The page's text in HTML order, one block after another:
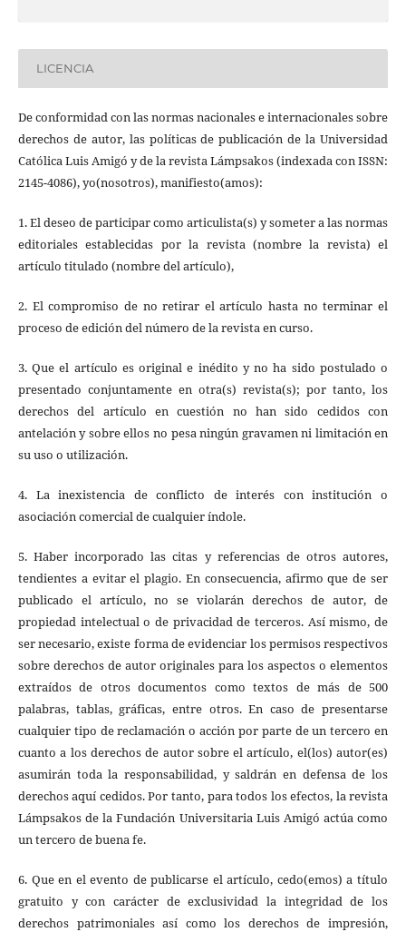
LICENCIA
De conformidad con las normas nacionales e internacionales sobre
derechos de autor, las políticas de publicación de la Universidad
Católica Luis Amigó y de la revista Lámpsakos (indexada con ISSN:
2145-4086), yo(nosotros), manifiesto(amos):
1. El deseo de participar como articulista(s) y someter a las normas
editoriales establecidas por la revista (nombre la revista) el
artículo titulado (nombre del artículo),
2. El compromiso de no retirar el artículo hasta no terminar el
proceso de edición del número de la revista en curso.
3. Que el artículo es original e inédito y no ha sido postulado o
presentado conjuntamente en otra(s) revista(s); por tanto, los
derechos del artículo en cuestión no han sido cedidos con
antelación y sobre ellos no pesa ningún gravamen ni limitación en
su uso o utilización.
4. La inexistencia de conflicto de interés con institución o
asociación comercial de cualquier índole.
5. Haber incorporado las citas y referencias de otros autores,
tendientes a evitar el plagio. En consecuencia, afirmo que de ser
publicado el artículo, no se violarán derechos de autor, de
propiedad intelectual o de privacidad de terceros. Así mismo, de
ser necesario, existe forma de evidenciar los permisos respectivos
sobre derechos de autor originales para los aspectos o elementos
extraídos de otros documentos como textos de más de 500
palabras, tablas, gráficas, entre otros. En caso de presentarse
cualquier tipo de reclamación o acción por parte de un tercero en
cuanto a los derechos de autor sobre el artículo, el(los) autor(es)
asumirán toda la responsabilidad, y saldrán en defensa de los
derechos aquí cedidos. Por tanto, para todos los efectos, la revista
Lámpsakos de la Fundación Universitaria Luis Amigó actúa como
un tercero de buena fe.
6. Que en el evento de publicarse el artículo, cedo(emos) a título
gratuito y con carácter de exclusividad la integridad de los
derechos patrimoniales así como los derechos de impresión,